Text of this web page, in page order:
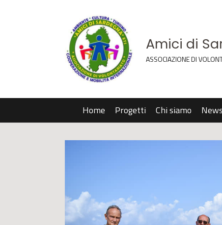
Amici di
ASSOCIAZIONE DI
Home Progetti Chi siamo News